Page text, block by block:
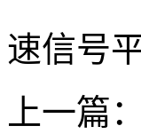
速信号
上一篇：